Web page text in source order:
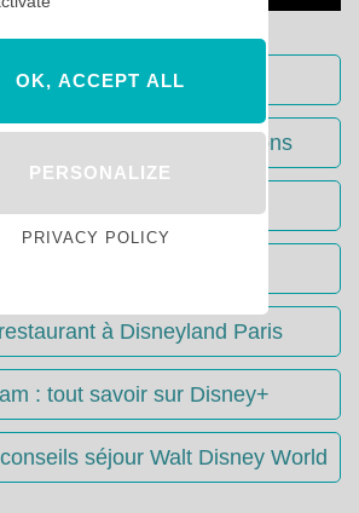
: Le guide complet
: toutes les informations
: informations
Disneyland Paris
à Disneyland Paris
: tout savoir sur Disney+
séjour Walt Disney World
OK, ACCEPT ALL
PERSONALIZE
PRIVACY POLICY